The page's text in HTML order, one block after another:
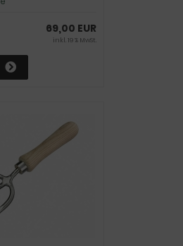
69,00 EUR
inkl. 19 % MwSt.